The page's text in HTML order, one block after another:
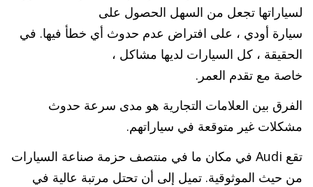
لسياراتها تجعل من السهل الحصول على
سيارة أودي ، على افتراض عدم حدوث أي خطأ فيها. في
الحقيقة ، كل السيارات لديها مشاكل ،
خاصة مع تقدم العمر.
الفرق بين العلامات التجارية هو مدى سرعة حدوث
مشكلات غير متوقعة في سياراتهم.
تقع Audi في مكان ما في منتصف حزمة صناعة السيارات
من حيث الموثوقية. تميل إلى أن تحتل مرتبة عالية في